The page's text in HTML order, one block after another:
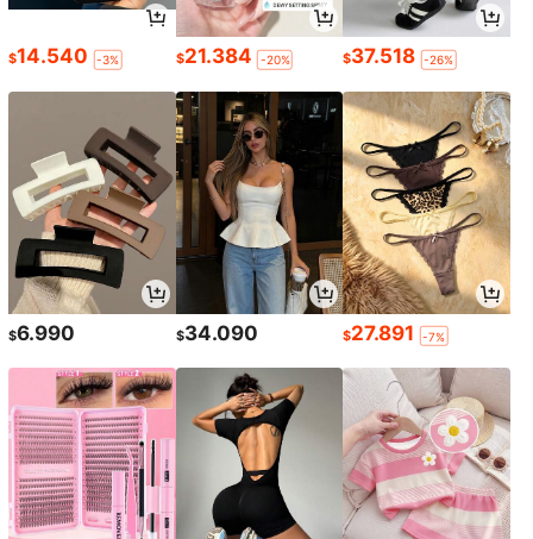
$14.540 -3% $21.384 -20% $37.518 -26%
$6.990 $34.090 $27.891 -7%